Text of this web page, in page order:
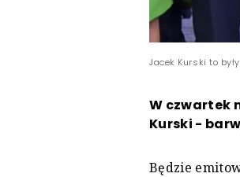
Jacek Kurski to
W czwartek
Kurski -
Będzie